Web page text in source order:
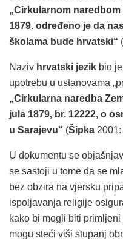
„Cirkularnom
1879. određeno je da
školama bude hrvatski“ (
Naziv hrvatski jezik bio
upotrebu u ustanovama
„Cirkularna naredba
jula 1879, br. 12222, o
u Sarajevu“ (Šipka
U dokumentu se
se sastoji u tome da se
bez obzira na vjersku
ispoljavanja religije
kako bi mogli biti
mogu steći viši stupanj